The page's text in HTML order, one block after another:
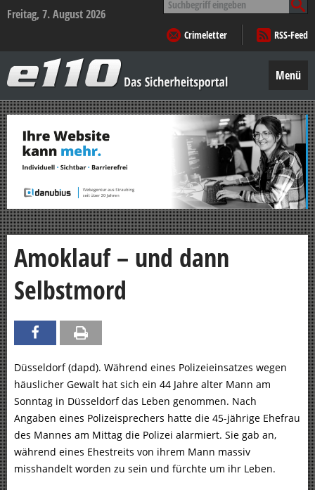
Freitag, 7. August 2026
nach:
Crimeletter
RSS-Feed
–
Das
Sicherheitsportal
Menü
Zum
Inhalt
springen
Amoklauf – und dann
Selbstmord
Düsseldorf (dapd). Während eines Polizeieinsatzes wegen
häuslicher Gewalt hat sich ein 44 Jahre alter Mann am
Sonntag in Düsseldorf das Leben genommen. Nach
Angaben eines Polizeisprechers hatte die 45-jährige Ehefrau
des Mannes am Mittag die Polizei alarmiert. Sie gab an,
während eines Ehestreits von ihrem Mann massiv
misshandelt worden zu sein und fürchte um ihr Leben.